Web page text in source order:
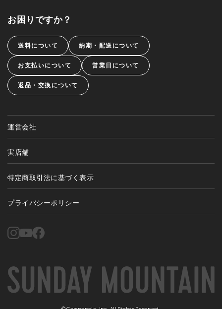
お困りですか？
送料について 納期・配送について
お支払いについて 営業日について
返品・交換について
運営会社
実店舗
特定商取引法に基づく表示
プライバシーポリシー